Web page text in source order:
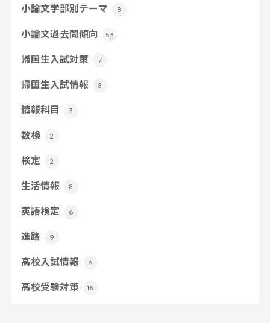
小論文学部別テーマ 8
小論文過去問傾向 53
帰国生入試対策 7
帰国生入試情報 8
情報科目 3
数検 2
検定 2
生活情報 8
英語検定 6
進路 9
高校入試情報 6
高校受験対策 16